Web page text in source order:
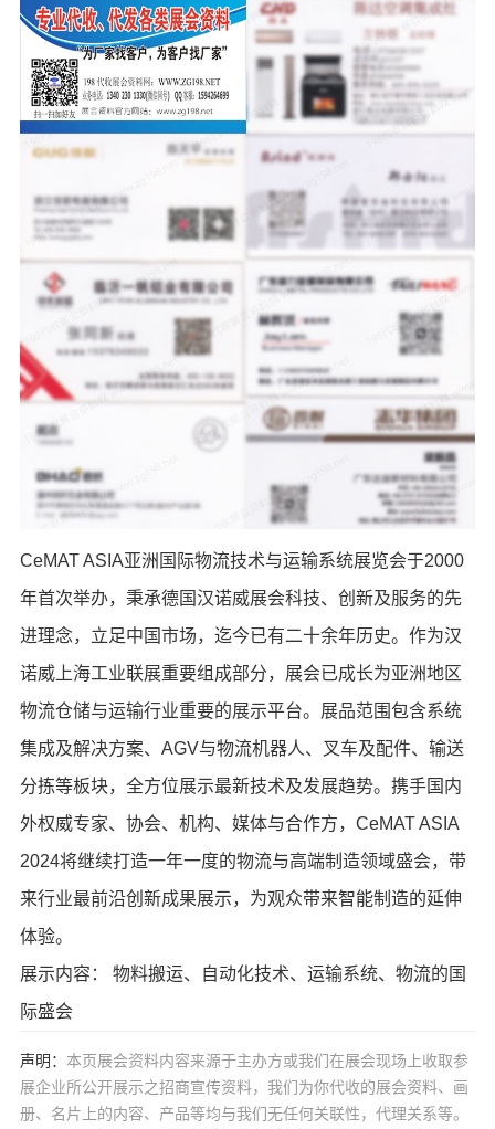
CeMAT ASIA亚洲国际物流技术与运输系统展览会于2000
年首次举办，秉承德国汉诺威展会科技、创新及服务的先
进理念，立足中国市场，迄今已有二十余年历史。作为汉
诺威上海工业联展重要组成部分，展会已成长为亚洲地区
物流仓储与运输行业重要的展示平台。展品范围包含系统
集成及解决方案、AGV与物流机器人、叉车及配件、输送
分拣等板块，全方位展示最新技术及发展趋势。携手国内
外权威专家、协会、机构、媒体与合作方，CeMAT ASIA
2024将继续打造一年一度的物流与高端制造领域盛会，带
来行业最前沿创新成果展示，为观众带来智能制造的延伸
体验。
展示内容： 物料搬运、自动化技术、运输系统、物流的国
际盛会
声明： 本页展会资料内容来源于主办方或我们在展会现场上收取参
展企业所公开展示之招商宣传资料，我们为你代收的展会资料、画
册、名片上的内容、产品等均与我们无任何关联性，代理关系等。